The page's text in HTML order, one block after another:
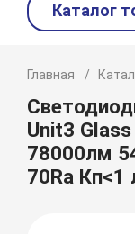
Каталог
Главная
Unit3
78000лм
70Ra Кп<1